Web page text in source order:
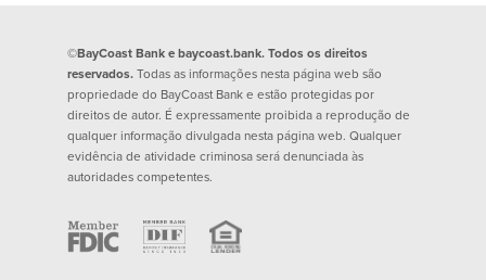
©BayCoast Bank e baycoast.bank. Todos os direitos
reservados. Todas as informações nesta página web são
propriedade do BayCoast Bank e estão protegidas por
direitos de autor. É expressamente proibida a reprodução de
qualquer informação divulgada nesta página web. Qualquer
evidência de atividade criminosa será denunciada às
autoridades competentes.